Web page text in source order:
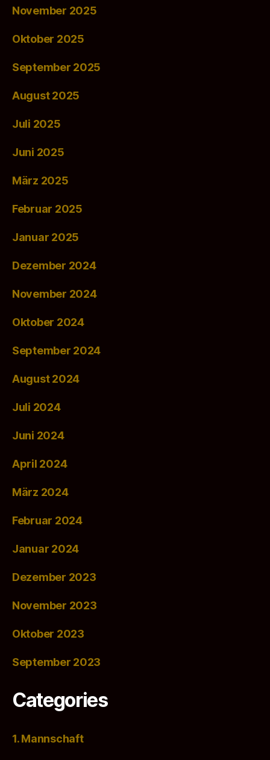
November 2025
Oktober 2025
September 2025
August 2025
Juli 2025
Juni 2025
März 2025
Februar 2025
Januar 2025
Dezember 2024
November 2024
Oktober 2024
September 2024
August 2024
Juli 2024
Juni 2024
April 2024
März 2024
Februar 2024
Januar 2024
Dezember 2023
November 2023
Oktober 2023
September 2023
Categories
1. Mannschaft